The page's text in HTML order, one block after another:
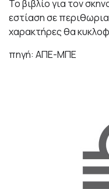
Το βιβλίο για τον
εστίαση σε
χαρακτήρες θα
πηγή: ΑΠΕ-ΜΠΕ